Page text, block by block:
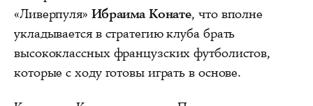
«Ливерпуля» Ибраима Конате, что вполне
укладывается в стратегию клуба брать
высококлассных французских футболистов,
которые с ходу готовы играть в основе.